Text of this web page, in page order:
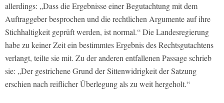
allerdings: „Dass die Ergebnisse einer Begutachtung mit dem
Auftraggeber besprochen und die rechtlichen Argumente auf ihre
Stichhaltigkeit geprüft werden, ist normal.“ Die Landesregierung
habe zu keiner Zeit ein bestimmtes Ergebnis des Rechtsgutachtens
verlangt, teilte sie mit. Zu der anderen entfallenen Passage schrieb
sie: „Der gestrichene Grund der Sittenwidrigkeit der Satzung
erschien nach reiflicher Überlegung als zu weit hergeholt.“